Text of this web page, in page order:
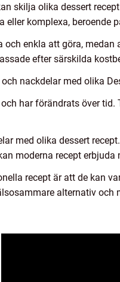
skilja olika dessert
eller komplexa, beroende
och enkla att göra,
efter särskilda
nackdelar med olika
har förändrats över
med olika dessert
moderna recept
recept är att de kan
alternativ och